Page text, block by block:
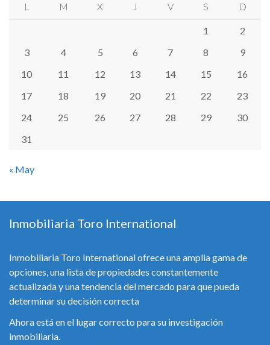
L M X J V S D
1
2
3
4 5 6 7 8
9
10
11 12 13 14 15
16
17
18 19 20 21 22
23
24
25 26 27 28 29
30
31
« May
Inmobiliaria Toro International
Inmobiliaria Toro International ofrece una amplia gama de
opciones, una lista de propiedades constantemente
actualizada y una tendencia del mercado para que pueda
determinar su decisión correcta
Ahora está en el lugar correcto para su investigación
inmobiliaria.